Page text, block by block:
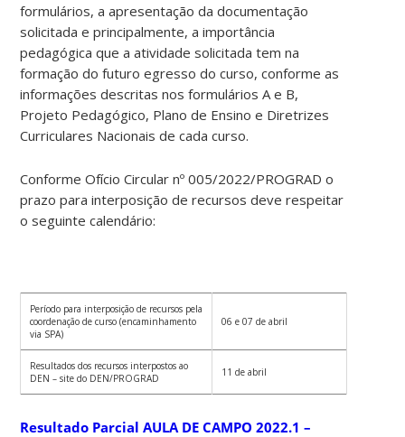
formulários, a apresentação da documentação
solicitada e principalmente, a importância
pedagógica que a atividade solicitada tem na
formação do futuro egresso do curso, conforme as
informações descritas nos formulários A e B,
Projeto Pedagógico, Plano de Ensino e Diretrizes
Curriculares Nacionais de cada curso.
Conforme Ofício Circular nº 005/2022/PROGRAD o
prazo para interposição de recursos deve respeitar
o seguinte calendário:
Período para interposição de recursos pela
coordenação de curso (encaminhamento
via SPA)
06 e 07 de abril
Resultados dos recursos interpostos ao
DEN – site do DEN/PROGRAD
11 de abril
Resultado Parcial AULA DE CAMPO 2022.1 –